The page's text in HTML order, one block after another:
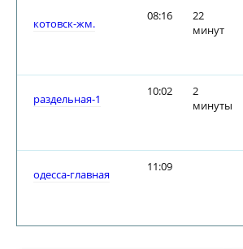
котовск-жм.
08:16
22
минут
раздельная-1
10:02
2
минуты
одесса-главная
11:09